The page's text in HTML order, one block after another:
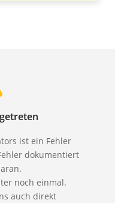
ist ein Fehler
dokumentiert
noch einmal.
auch direkt